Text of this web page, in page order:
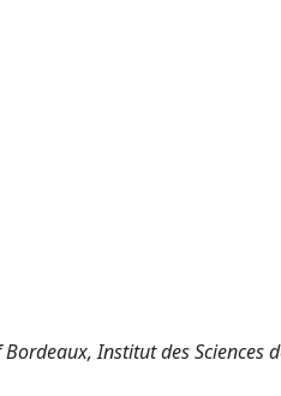
Institut des Sciences